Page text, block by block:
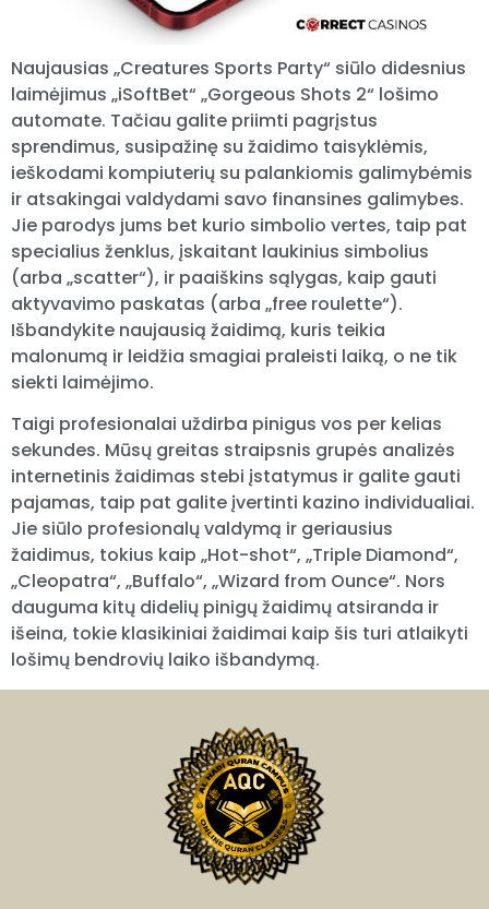
Naujausias „Creatures Sports Party“ siūlo didesnius
laimėjimus „iSoftBet“ „Gorgeous Shots 2“ lošimo
automate. Tačiau galite priimti pagrįstus
sprendimus, susipažinę su žaidimo taisyklėmis,
ieškodami kompiuterių su palankiomis galimybėmis
ir atsakingai valdydami savo finansines galimybes.
Jie parodys jums bet kurio simbolio vertes, taip pat
specialius ženklus, įskaitant laukinius simbolius
(arba „scatter“), ir paaiškins sąlygas, kaip gauti
aktyvavimo paskatas (arba „free roulette“).
Išbandykite naujausią žaidimą, kuris teikia
malonumą ir leidžia smagiai praleisti laiką, o ne tik
siekti laimėjimo.
Taigi profesionalai uždirba pinigus vos per kelias
sekundes. Mūsų greitas straipsnis grupės analizės
internetinis žaidimas stebi įstatymus ir galite gauti
pajamas, taip pat galite įvertinti kazino individualiai.
Jie siūlo profesionalų valdymą ir geriausius
žaidimus, tokius kaip „Hot-shot“, „Triple Diamond“,
„Cleopatra“, „Buffalo“, „Wizard from Ounce“. Nors
dauguma kitų didelių pinigų žaidimų atsiranda ir
išeina, tokie klasikiniai žaidimai kaip šis turi atlaikyti
lošimų bendrovių laiko išbandymą.